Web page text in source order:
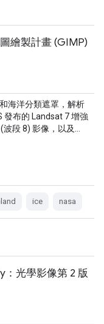
繪製計畫 (GIMP)
海洋分類遮罩，解析
發布的 Landsat 7 增強
段 8) 影像，以及…
ice nasa
：光學影像第 2 版